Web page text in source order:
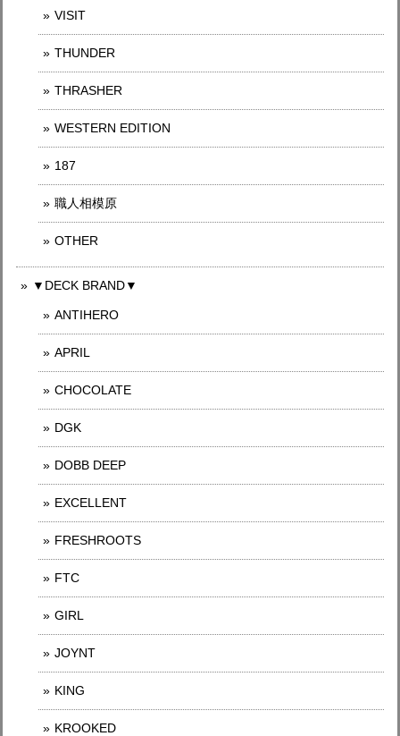
VISIT
THUNDER
THRASHER
WESTERN EDITION
187
職人相模原
OTHER
▼DECK BRAND▼
ANTIHERO
APRIL
CHOCOLATE
DGK
DOBB DEEP
EXCELLENT
FRESHROOTS
FTC
GIRL
JOYNT
KING
KROOKED